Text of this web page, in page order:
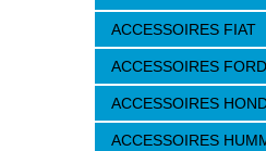
ACCESSOIRES FIAT
ACCESSOIRES FORD
ACCESSOIRES
ACCESSOIRES